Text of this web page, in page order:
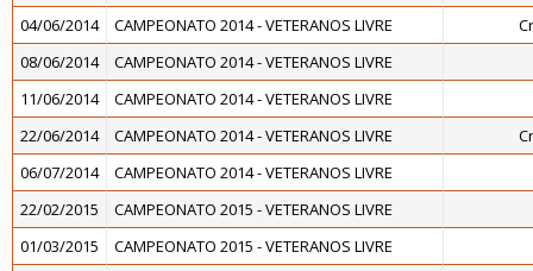
04/06/2014
CAMPEONATO 2014 - VETERANOS LIVRE
08/06/2014
CAMPEONATO 2014 - VETERANOS LIVRE
11/06/2014
CAMPEONATO 2014 - VETERANOS LIVRE
22/06/2014
CAMPEONATO 2014 - VETERANOS LIVRE
06/07/2014
CAMPEONATO 2014 - VETERANOS LIVRE
22/02/2015
CAMPEONATO 2015 - VETERANOS LIVRE
01/03/2015
CAMPEONATO 2015 - VETERANOS LIVRE